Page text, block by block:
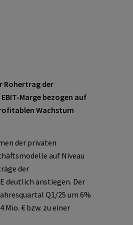
Rohertrag der
Marge bezogen auf
Wachstum
der privaten
auf Niveau
der
deutlich anstiegen. Der
Q1/25 um 6%
Mio. € bzw. zu einer